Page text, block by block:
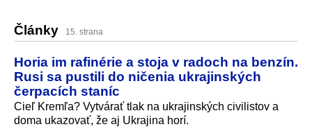
Články 15. strana
Horia im rafinérie a stoja v radoch na benzín.
Rusi sa pustili do ničenia ukrajinských
čerpacích staníc
Cieľ Kremľa? Vytvárať tlak na ukrajinských civilistov a
doma ukazovať, že aj Ukrajina horí.